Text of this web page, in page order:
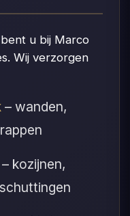
u bij Marco
Wij verzorgen
– wanden,
kozijnen,